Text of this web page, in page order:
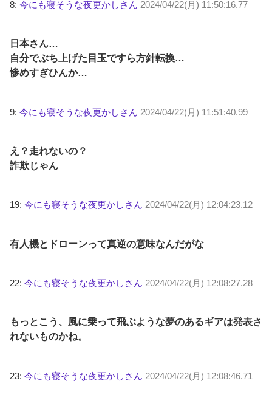
8: 今にも寝そうな夜更かしさん 2024/04/22(月) 11:50:16.77
日本さん…
自分でぶち上げた目玉ですら方針転換…
惨めすぎひんか…
9: 今にも寝そうな夜更かしさん 2024/04/22(月) 11:51:40.99
え？走れないの？
詐欺じゃん
19: 今にも寝そうな夜更かしさん 2024/04/22(月) 12:04:23.12
有人機とドローンって真逆の意味なんだがな
22: 今にも寝そうな夜更かしさん 2024/04/22(月) 12:08:27.28
もっとこう、風に乗って飛ぶような夢のあるギアは発表さ
れないものかね。
23: 今にも寝そうな夜更かしさん 2024/04/22(月) 12:08:46.71